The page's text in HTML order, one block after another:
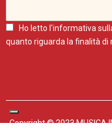
Ho letto l'informativa
quanto riguarda la finalità di
Copyright © 2023 MUSICA